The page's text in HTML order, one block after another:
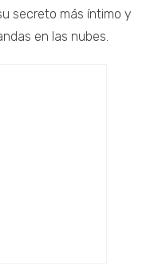
secreto más íntimo y
en las nubes.